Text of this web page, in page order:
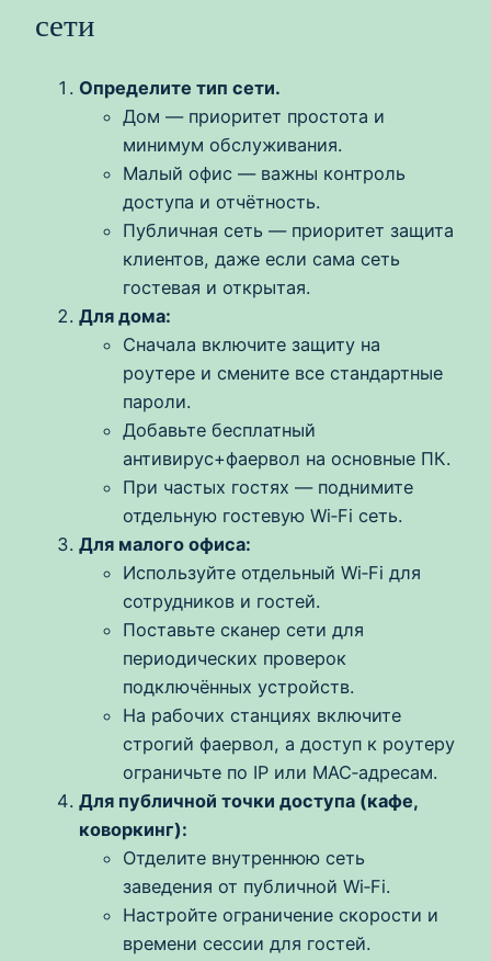
сети
Определите тип сети.
Дом — приоритет простота и
минимум обслуживания.
Малый офис — важны контроль
доступа и отчётность.
Публичная сеть — приоритет защита
клиентов, даже если сама сеть
гостевая и открытая.
Для дома:
Сначала включите защиту на
роутере и смените все стандартные
пароли.
Добавьте бесплатный
антивирус+фаервол на основные ПК.
При частых гостях — поднимите
отдельную гостевую Wi‑Fi сеть.
Для малого офиса:
Используйте отдельный Wi‑Fi для
сотрудников и гостей.
Поставьте сканер сети для
периодических проверок
подключённых устройств.
На рабочих станциях включите
строгий фаервол, а доступ к роутеру
ограничьте по IP или MAC‑адресам.
Для публичной точки доступа (кафе,
коворкинг):
Отделите внутреннюю сеть
заведения от публичной Wi‑Fi.
Настройте ограничение скорости и
времени сессии для гостей.